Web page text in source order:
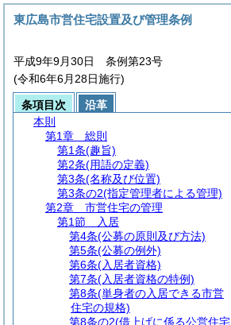
東広島市営住宅設置及び管理条例
平成9年9月30日 条例第23号
(令和6年6月28日施行)
条項目次
沿革
本則
第1章
総則
第1条(趣旨)
第2条(用語の定義)
第3条(名称及び位置)
第3条の2(指定管理者による管理)
第2章
市営住宅の管理
第1節
入居
第4条(公募の原則及び方法)
第5条(公募の例外)
第6条(入居者資格)
第7条(入居者資格の特例)
第8条(単身者の入居できる市営
住宅の規格)
第8条の2(借上げに係る公営住宅